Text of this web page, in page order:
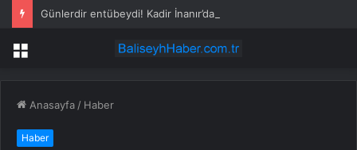
Günlerdir entübeydi! Kadir İnanır’dan haber var
Menü
Anasayfa / Haber
Haber